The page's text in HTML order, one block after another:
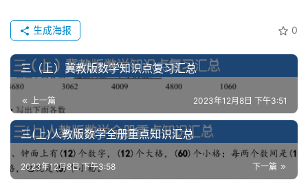
0
生成海报
三（上）冀教版数学知识点复习汇总
上一篇 2023年12月8日 下午3:51
三(上)人教版数学全册重点知识汇总
下一篇
2023年12月8日 下午3:58